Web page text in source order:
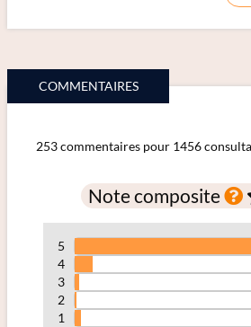
COMMENTAIRES
253 commentaires pour 1456
Note composite
5
4
3
2
1